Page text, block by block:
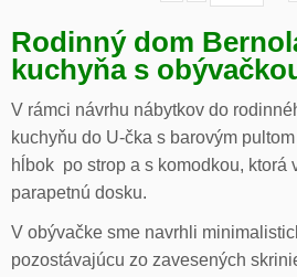
Rodinný dom
kuchyňa s
V rámci návrhu nábytkov do
kuchyňu do U-čka s barovým
hĺbok po strop a s komodkou, ktorá
parapetnú dosku.
V obývačke sme navrhli
pozostávajúcu zo zavesených